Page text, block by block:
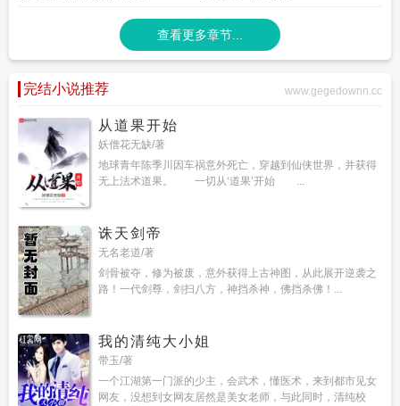
查看更多章节...
完结小说推荐 www.gegedownn.cc
从道果开始
妖僧花无缺/著
地球青年陈季川因车祸意外死亡，穿越到仙侠世界，并获得
无上法术道果。 一切从‘道果’开始 ...
诛天剑帝
无名老道/著
剑骨被夺，修为被废，意外获得上古神图，从此展开逆袭之
路！一代剑尊，剑扫八方，神挡杀神，佛挡杀佛！...
我的清纯大小姐
带玉/著
一个江湖第一门派的少主，会武术，懂医术，来到都市见女
网友，没想到女网友居然是美女老师，与此同时，清纯校